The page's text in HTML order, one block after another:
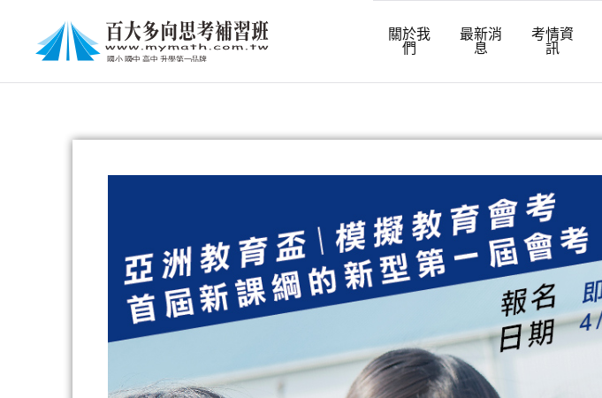
關於我
們
最新消
息
考情資
訊